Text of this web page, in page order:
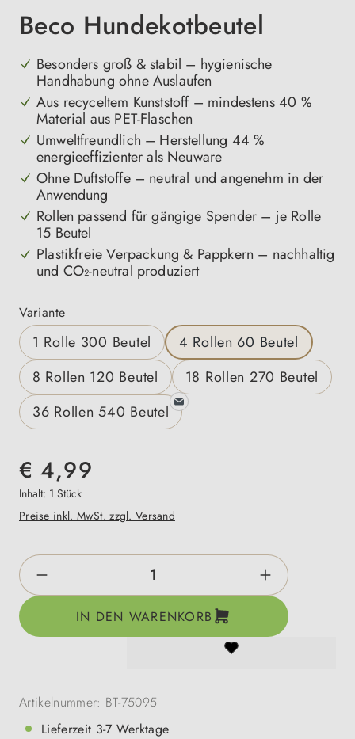
Beco Hundekotbeutel
Besonders groß & stabil – hygienische
Handhabung ohne Auslaufen
Aus recyceltem Kunststoff – mindestens 40 %
Material aus PET-Flaschen
Umweltfreundlich – Herstellung 44 %
energieeffizienter als Neuware
Ohne Duftstoffe – neutral und angenehm in der
Anwendung
Rollen passend für gängige Spender – je Rolle
15 Beutel
Plastikfreie Verpackung & Pappkern – nachhaltig
und CO₂-neutral produziert
Variante
1 Rolle 300 Beutel
4 Rollen 60 Beutel
8 Rollen 120 Beutel
18 Rollen 270 Beutel
36 Rollen 540 Beutel
€ 4,99
Inhalt: 1 Stück
Preise inkl. MwSt. zzgl. Versand
Produkt Anzahl: Gib den gewünschten
IN DEN WARENKORB
Artikelnummer: BT-75095
Lieferzeit 3-7 Werktage